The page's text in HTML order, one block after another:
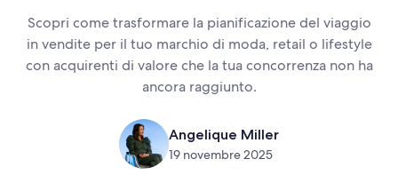
Scopri come trasformare la pianificazione del viaggio
in vendite per il tuo marchio di moda, retail o lifestyle
con acquirenti di valore che la tua concorrenza non ha
ancora raggiunto.
Angelique Miller
19 novembre 2025